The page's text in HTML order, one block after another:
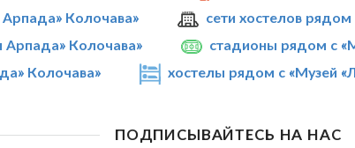
Арпада» Колочава»
сети хостелов
Колочава»
стадионы рядом с
Колочава»
хостелы рядом с «Музей
ПОДПИСЫВАЙТЕСЬ НА НАС